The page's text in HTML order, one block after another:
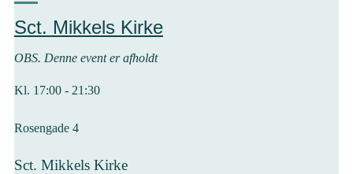
Sct. Mikkels Kirke
OBS. Denne event er afholdt
Kl. 17:00 - 21:30
Rosengade 4
Sct. Mikkels Kirke